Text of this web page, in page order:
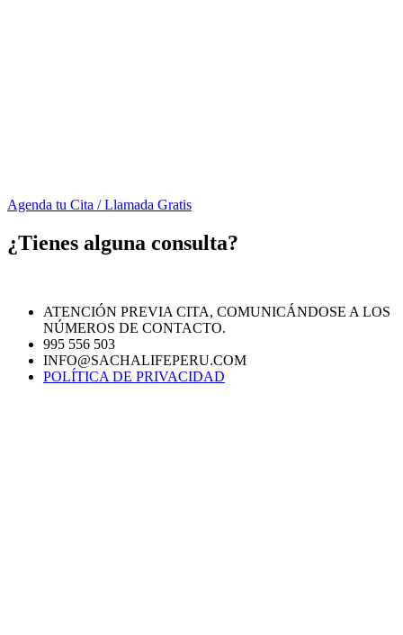
Agenda tu Cita / Llamada Gratis
¿Tienes alguna consulta?
ATENCIÓN PREVIA CITA, COMUNICÁNDOSE A LOS
NÚMEROS DE CONTACTO.
995 556 503
INFO@SACHALIFEPERU.COM
POLÍTICA DE PRIVACIDAD